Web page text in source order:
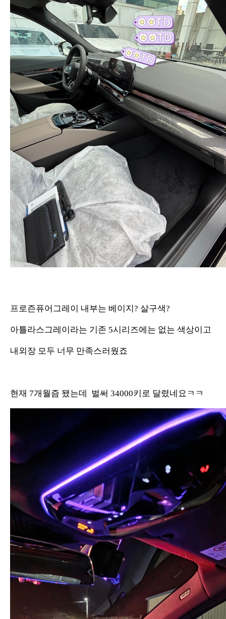
프로즌퓨어그레이 내부는 베이지? 살구색?
아틀라스그레이라는 기존 5시리즈에는 없는 색상이고
내외장 모두 너무 만족스러웠죠
현재 7개월즘 됐는데 벌써 34000키로 달렸네요ㅋㅋ